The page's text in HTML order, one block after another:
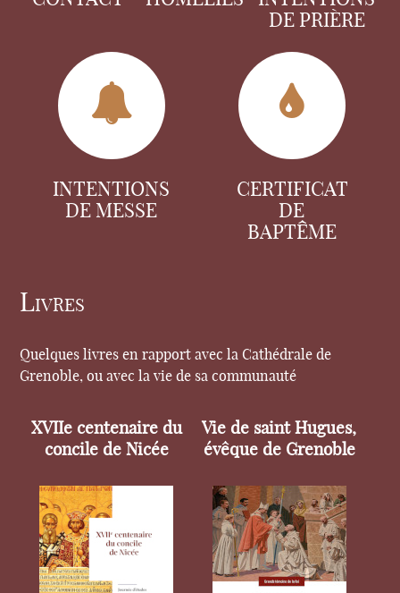
DE PRIÈRE
INTENTIONS
DE MESSE
CERTIFICAT
DE
BAPTÊME
Livres
Quelques livres en rapport avec la Cathédrale de
Grenoble, ou avec la vie de sa communauté
XVIIe centenaire du
concile de Nicée
Vie de saint Hugues,
évêque de Grenoble